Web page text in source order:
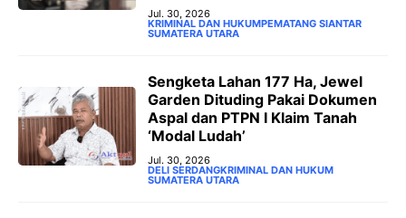
Jul. 30, 2026
KRIMINAL DAN HUKUMPEMATANG SIANTAR
SUMATERA UTARA
Sengketa Lahan 177 Ha, Jewel
Garden Dituding Pakai Dokumen
Aspal dan PTPN I Klaim Tanah
‘Modal Ludah’
Jul. 30, 2026
DELI SERDANGKRIMINAL DAN HUKUM
SUMATERA UTARA